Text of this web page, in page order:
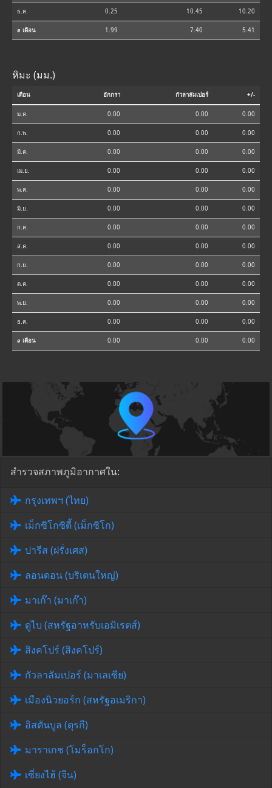
ธ.ค. 0.25 10.45 10.20
⌀ เดือน 1.99 7.40 5.41
หิมะ (มม.)
เดือน อักกรา กัวลาลัมเปอร์ +/-
ม.ค. 0.00 0.00 0.00
ก.พ. 0.00 0.00 0.00
มี.ค. 0.00 0.00 0.00
เม.ย. 0.00 0.00 0.00
พ.ค. 0.00 0.00 0.00
มิ.ย. 0.00 0.00 0.00
ก.ค. 0.00 0.00 0.00
ส.ค. 0.00 0.00 0.00
ก.ย. 0.00 0.00 0.00
ต.ค. 0.00 0.00 0.00
พ.ย. 0.00 0.00 0.00
ธ.ค. 0.00 0.00 0.00
⌀ เดือน 0.00 0.00 0.00
สำรวจสภาพภูมิอากาศใน:
กรุงเทพฯ (ไทย)
เม็กซิโกซิตี้ (เม็กซิโก)
ปารีส (ฝรั่งเศส)
ลอนดอน (บริเตนใหญ่)
มาเก๊า (มาเก๊า)
ดูไบ (สหรัฐอาหรับเอมิเรตส์)
สิงคโปร์ (สิงคโปร์)
กัวลาลัมเปอร์ (มาเลเซีย)
เมืองนิวยอร์ก (สหรัฐอเมริกา)
อิสตันบูล (ตุรกี)
มาราเกช (โมร็อกโก)
เซี่ยงไฮ้ (จีน)